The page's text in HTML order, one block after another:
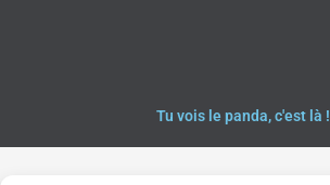
Tu vois le panda, c'est là !